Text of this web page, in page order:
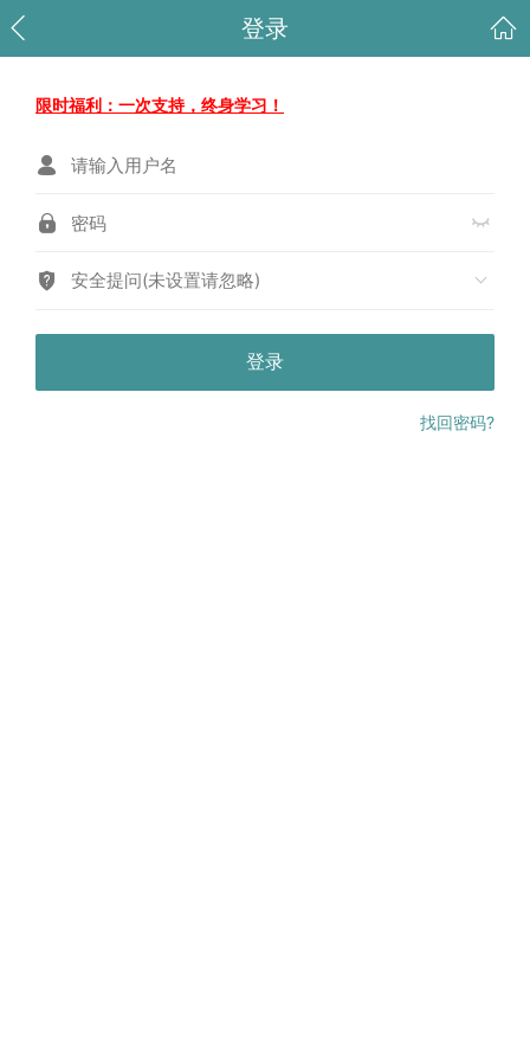
登录
限时福利：一次支持，终身学习！
安全提问(未设置请忽略)
登录
找回密码?